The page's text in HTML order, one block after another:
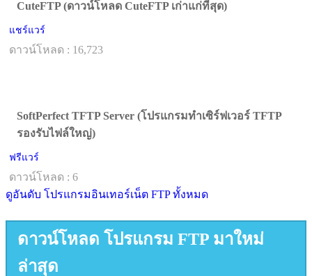
CuteFTP (ดาวน์โหลด CuteFTP เก่าแก่ที่สุด)
แชร์แวร์
ดาวน์โหลด : 16,723
SoftPerfect TFTP Server (โปรแกรมทำเซิร์ฟเวอร์ TFTP
รองรับไฟล์ใหญ่)
ฟรีแวร์
ดาวน์โหลด : 6
ดูอันดับ โปรแกรมอินเทอร์เน็ต FTP ทั้งหมด
ดาวน์โหลด โปรแกรม FTP มาใหม่
ล่าสุด